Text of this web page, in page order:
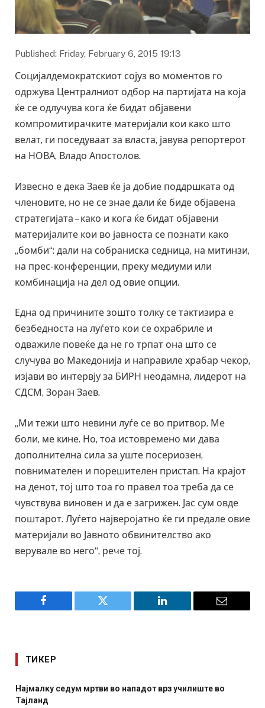
Published: Friday, February 6, 2015 19:13
Социјалдемократскиот сојуз во моментов го
одржува Централниот одбор на партијата на која
ќе се одлучува кога ќе бидат објавени
компромитирачките материјали кои како што
велат, ги поседуваат за власта, јавува репортерот
на НОВА, Владо Апостолов.
Извесно е дека Заев ќе ја добие поддршката од
членовите, но не се знае дали ќе биде објавена
стратегијата – како и кога ќе бидат објавени
материјалите кои во јавноста се познати како
„бомби“: дали на собраниска седница, на митинзи,
на прес-конференции, преку медиуми или
комбинација на дел од овие опции.
Една од причините зошто толку се тактизира е
безбедноста на луѓето кои се охрабриле и
одважиле повеќе да не го трпат она што се
случува во Македонија и направиле храбар чекор,
изјави во интервју за БИРН неодамна, лидерот на
СДСМ, Зоран Заев.
„Ми тежи што невини луѓе се во притвор. Ме
боли, ме кине. Но, тоа истовремено ми дава
дополнителна сила за уште посериозен,
повнимателен и порешителен пристап. На крајот
на денот, тој што тоа го правел тоа треба да се
чувствува виновен и да е загрижен. Јас сум овде
поштарот. Луѓето најверојатно ќе ги предале овие
материјали во Јавното обвинителство ако
верувале во него“, рече тој.
Facebook Twitter LinkedIn Email
ТИКЕР
врз училиште во
СОЗИС: Украинците повеќе им